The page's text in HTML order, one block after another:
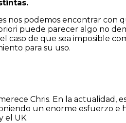
nos podemos encontrar con
puede parecer algo no
caso de que sea imposible
para su uso.
Chris. En la actualidad,
un enorme esfuerzo
el UK.